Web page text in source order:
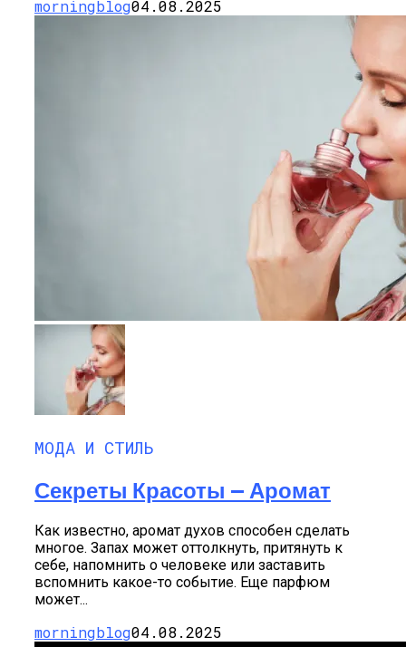
morningblog04.08.2025
МОДА И СТИЛЬ
Секреты Красоты — Аромат
Как известно, аромат духов способен сделать
многое. Запах может оттолкнуть, притянуть к
себе, напомнить о человеке или заставить
вспомнить какое-то событие. Еще парфюм
может...
morningblog04.08.2025